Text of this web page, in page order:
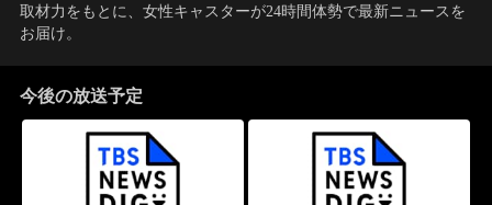
取材力をもとに、女性キャスターが24時間体勢で最新ニュースを
お届け。
今後の放送予定